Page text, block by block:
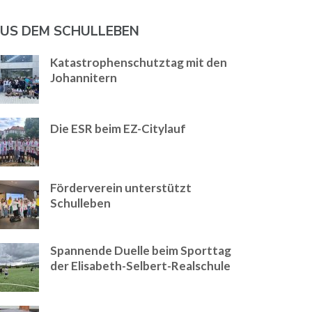
DEM SCHULLEBEN
Katastrophenschutztag mit den
Johannitern
Die ESR beim EZ-Citylauf
Förderverein unterstützt
Schulleben
Spannende Duelle beim Sporttag
der Elisabeth-Selbert-Realschule